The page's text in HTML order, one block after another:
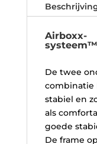
Airboxx-
De twee
combinatie
stabiel en
als
goede
De frame